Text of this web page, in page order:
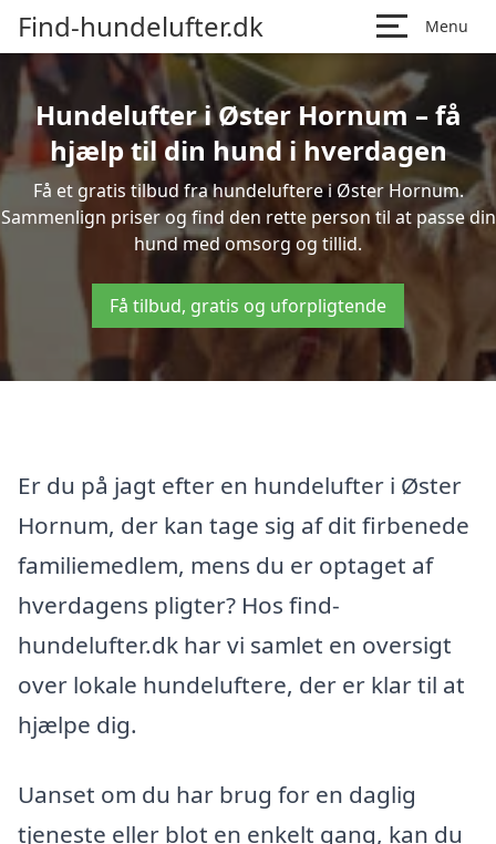
Find-hundelufter.dk Menu
Hundelufter i Øster Hornum – få
hjælp til din hund i hverdagen
Få et gratis tilbud fra hundeluftere i Øster Hornum.
Sammenlign priser og find den rette person til at passe din
hund med omsorg og tillid.
Få tilbud, gratis og uforpligtende
Er du på jagt efter en hundelufter i Øster
Hornum, der kan tage sig af dit firbenede
familiemedlem, mens du er optaget af
hverdagens pligter? Hos find-
hundelufter.dk har vi samlet en oversigt
over lokale hundeluftere, der er klar til at
hjælpe dig.
Uanset om du har brug for en daglig
tjeneste eller blot en enkelt gang, kan du